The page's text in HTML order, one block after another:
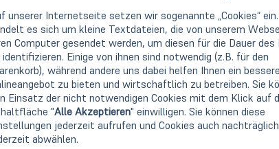
und/oder technischen Mängeln zu uns. Unter dem
Mängel auf:
unserer Internetseite setzen wir sogenannte „Cookies“
es sich um kleine Textdateien, die von unserem
Computer gesendet werden, um diesen für die Dauer des
identifizieren. Einige von ihnen sind notwendig (z.B. für den
während andere uns dabei helfen Ihnen ein
zu bieten und wirtschaftlich zu betreiben. Sie
Einsatz der nicht notwendigen Cookies mit dem Klick auf
"Alle Akzeptieren" einwilligen. Sie können diese
jederzeit aufrufen und Cookies auch nachträglich
abwählen.